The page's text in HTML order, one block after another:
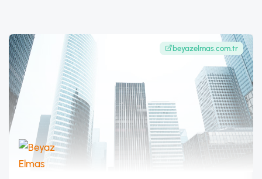
beyazelmas.com.tr